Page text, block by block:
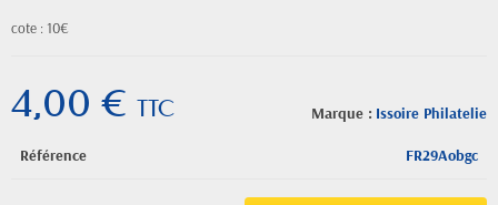
cote : 10€
Marque : Issoire Philatelie
4,00 € TTC
Référence FR29Aobgc